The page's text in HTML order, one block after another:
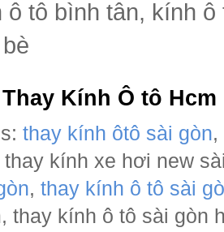
ô tô bình tân, kính
Kính Ô tô Hcm
thay kính ôtô sài gòn,
thay kính xe hơi new
,thay kính ô tô sài
thay kính ô tô sài gòn